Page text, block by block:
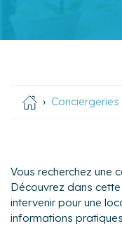
Conciergeries
Vous recherchez une
Découvrez dans
intervenir pour une
informations